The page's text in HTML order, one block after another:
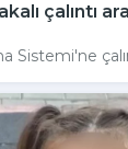
çalıntı
Sistemi'ne